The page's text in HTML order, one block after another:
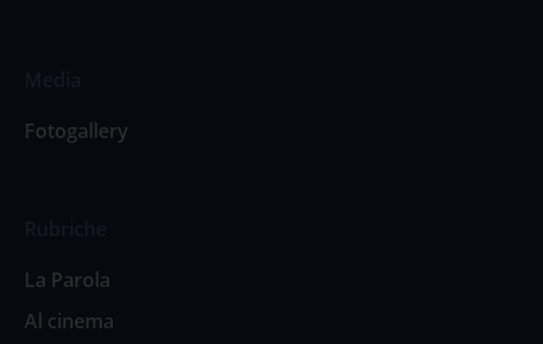
Fotogallery
La Parola
Al cinema